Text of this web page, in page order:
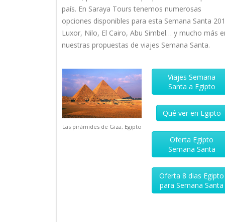
país. En Saraya Tours tenemos numerosas
opciones disponibles para esta Semana Santa
Luxor, Nilo, El Cairo, Abu Simbel… y mucho más
nuestras propuestas de viajes Semana Santa.
Las pirámides de Giza, Egipto
Viajes Semana
Santa a Egipto
Qué ver en Egipto
Oferta Egipto
Semana Santa
Oferta 8 dias Egipto
para Semana Santa